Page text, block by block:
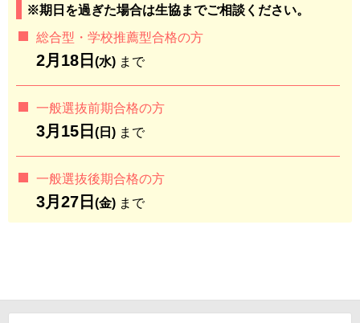
※期日を過ぎた場合は生協までご相談ください。
総合型・学校推薦型合格の方
2月18日 (水) まで
一般選抜前期合格の方
3月15日 (日) まで
一般選抜後期合格の方
3月27日 (金) まで